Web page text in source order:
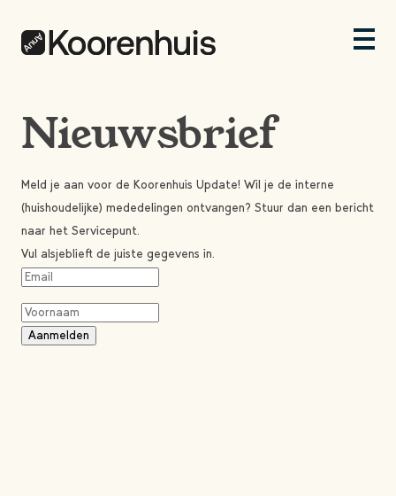
Nieuwsbrief
Meld je aan voor de Koorenhuis Update! Wil je de interne
(huishoudelijke) mededelingen ontvangen? Stuur dan een bericht
naar het Servicepunt.
Vul alsjeblieft de juiste gegevens in.